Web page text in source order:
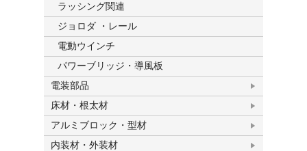
ラッシング関連
ジョロダ ・レール
電動ウインチ
パワーブリッジ・導風板
電装部品
床材・根太材
アルミブロック・型材
内装材・外装材